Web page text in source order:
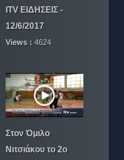
ITV ΕΙΔΗΣΕΙΣ -
12/6/2017
Views : 4624
Στον Όμιλο
Νιτσιάκου το 2ο